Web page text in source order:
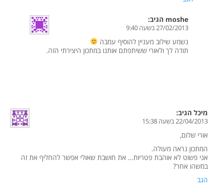
moshe הגיב:
27/02/2013 בשעה 9:40
נשמע שילוב מעניין להוסיף עמבה
תודה לך ולאורי ששיתפתם אותנו במתכון היצירתי הזה.
מיכל הגיב:
22/04/2013 בשעה 15:38
אורי שלום,
המתכון נראה מעולה.
אני פשוט לא אוהבת פטריות… את חושבת שאולי אפשר להחליף את זה
במשהו אחר?
הגב